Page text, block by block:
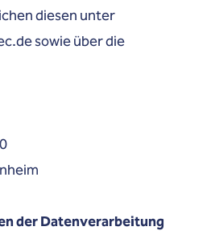
diesen unter
sowie über die
der Datenverarbeitung